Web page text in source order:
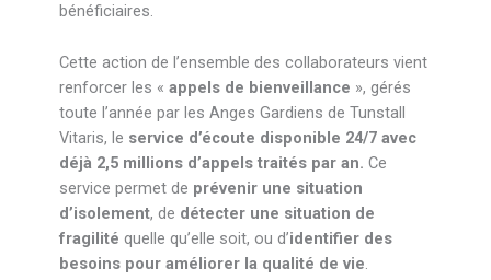
bénéficiaires.
Cette action de l’ensemble des collaborateurs vient
renforcer les « appels de bienveillance », gérés
toute l’année par les Anges Gardiens de Tunstall
Vitaris, le service d’écoute disponible 24/7 avec
déjà 2,5 millions d’appels traités par an. Ce
service permet de prévenir une situation
d’isolement, de détecter une situation de
fragilité quelle qu’elle soit, ou d’identifier des
besoins pour améliorer la qualité de vie.